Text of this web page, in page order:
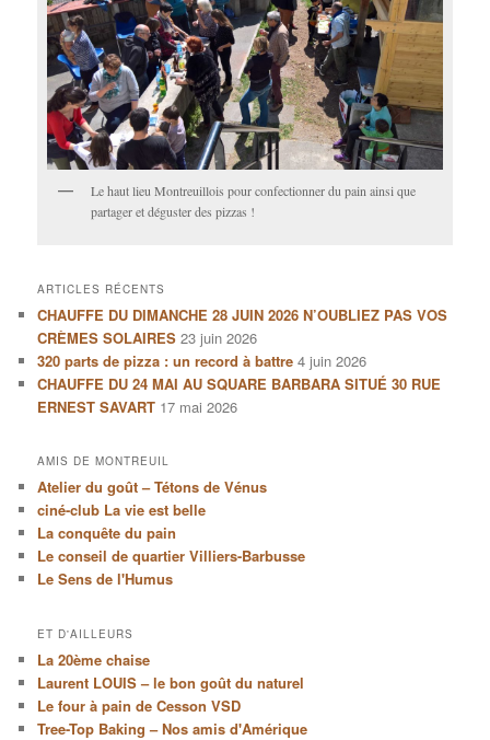
Le haut lieu Montreuillois pour confectionner du pain ainsi que
partager et déguster des pizzas !
ARTICLES RÉCENTS
CHAUFFE DU DIMANCHE 28 JUIN 2026 N’OUBLIEZ PAS VOS
CRÈMES SOLAIRES 23 juin 2026
320 parts de pizza : un record à battre 4 juin 2026
CHAUFFE DU 24 MAI AU SQUARE BARBARA SITUÉ 30 RUE
ERNEST SAVART 17 mai 2026
AMIS DE MONTREUIL
Atelier du goût – Tétons de Vénus
ciné-club La vie est belle
La conquête du pain
Le conseil de quartier Villiers-Barbusse
Le Sens de l'Humus
ET D'AILLEURS
La 20ème chaise
Laurent LOUIS – le bon goût du naturel
Le four à pain de Cesson VSD
Tree-Top Baking – Nos amis d'Amérique